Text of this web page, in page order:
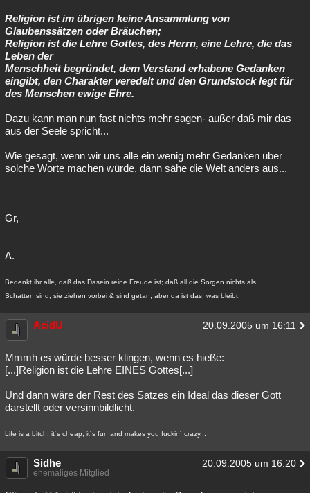
Religion ist im übrigen keine Ansammlung von
Glaubenssätzen oder Bräuchen;
Religion ist die Lehre Gottes, des Herrn, eine Lehre, die das
Leben der
Menschheit begründet, dem Verstand erhabene Gedanken
eingibt, den Charakter veredelt und den Grundstock legt für
des Menschen ewige Ehre.
Dazu kann man nun fast nichts mehr sagen- außer daß mir das
aus der Seele spricht...
Wie gesagt, wenn wir uns alle ein wenig mehr Gedanken über
solche Worte machen würde, dann sähe die Welt anders aus...
Gr,
A.
Bedenkt ihr alle, daß das Dasein reine Freude ist; daß all die Sorgen nichts als
Schatten sind; sie ziehen vorbei & sind getan; aber da ist das, was bleibt.
AcidU 20.09.2005 um 16:11
Mmmh es würde besser klingen, wenn es hieße:
[...]Religion ist die Lehre EINES Gottes[...]
Und dann wäre der Rest des Satzes ein Ideal das dieser Gott
darstellt oder versinnbildlicht.
Life is a bitch: it´s cheap, it´s fun and makes you fuckin´ crazy...
Sidhe 20.09.2005 um 16:20
ehemaliges Mitglied